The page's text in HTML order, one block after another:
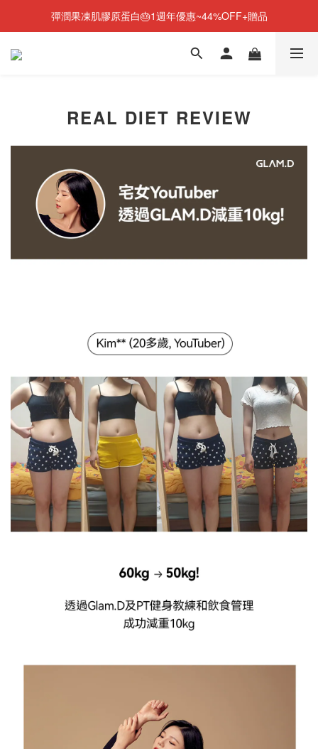
NEW💫ARI BOOTS 小腿足底按摩靴登場
彈潤果凍肌膠原蛋白🎂1週年優惠~44%OFF+贈品
NEW💫ARI BOOTS 小腿足底按摩靴登場
REAL DIET REVIEW